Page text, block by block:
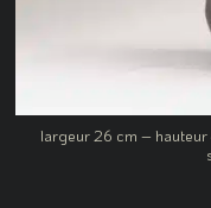
largeur 26 cm –